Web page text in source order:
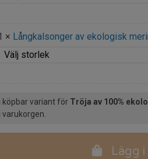
× Långkalsonger av ekologisk
köpbar variant för Tröja av 100%
varukorgen.
Lägg